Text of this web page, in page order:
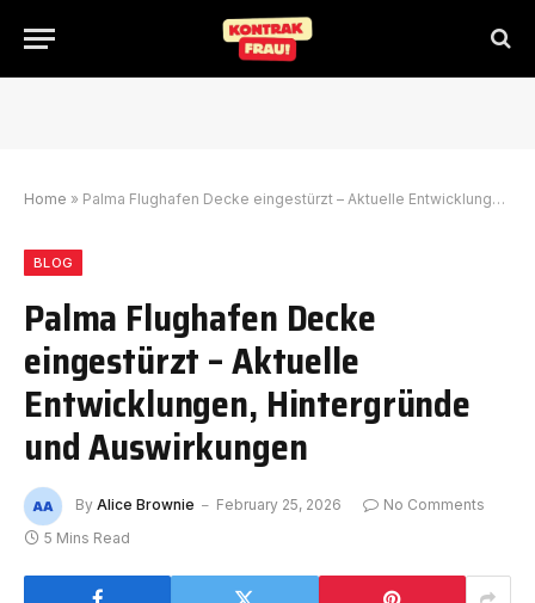
Home » Palma Flughafen Decke eingestürzt – Aktuelle Entwicklungen, Hintergründe und Auswirkungen
BLOG
Palma Flughafen Decke
eingestürzt – Aktuelle
Entwicklungen, Hintergründe
und Auswirkungen
By Alice Brownie February 25, 2026
No Comments
5 Mins Read